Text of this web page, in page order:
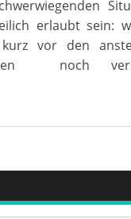
erlaubt sein:
vor den
noch